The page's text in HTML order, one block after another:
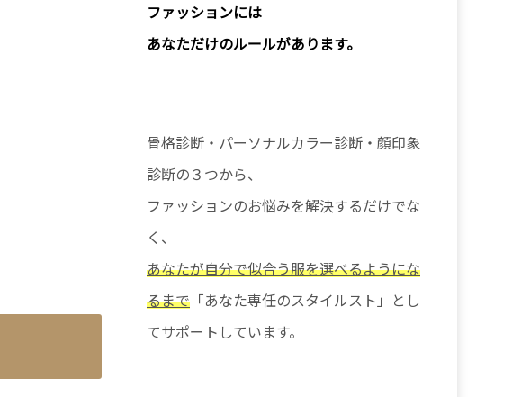
ファッションには
あなただけのルールがあります。
骨格診断・パーソナルカラー診断・顔印象
診断の３つから、
ファッションのお悩みを解決するだけでな
く、
あなたが自分で似合う服を選べるようにな
るまで 「あなた専任のスタイルスト」とし
てサポートしています。